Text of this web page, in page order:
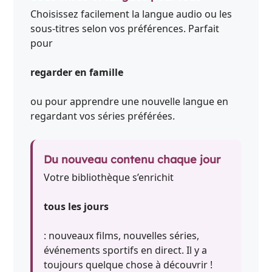
Choisissez facilement la langue audio ou les
sous-titres selon vos préférences. Parfait
pour
regarder en famille
ou pour apprendre une nouvelle langue en
regardant vos séries préférées.
Du nouveau contenu chaque jour
Votre bibliothèque s’enrichit
tous les jours
: nouveaux films, nouvelles séries,
événements sportifs en direct. Il y a
toujours quelque chose à découvrir !